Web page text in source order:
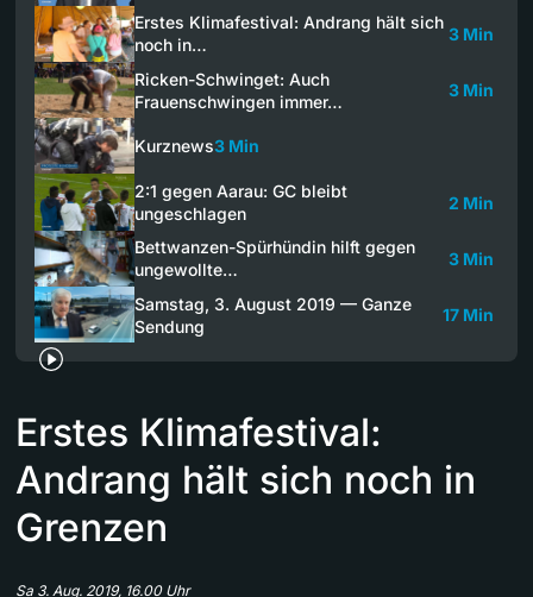
Erstes Klimafestival: Andrang hält sich
noch in…
3 Min
Ricken-Schwinget: Auch
Frauenschwingen immer…
3 Min
Kurznews3 Min
2:1 gegen Aarau: GC bleibt
ungeschlagen
2 Min
Bettwanzen-Spürhündin hilft gegen
ungewollte…
3 Min
Samstag, 3. August 2019 — Ganze
Sendung
17 Min
Erstes Klimafestival:
Andrang hält sich noch in
Grenzen
Sa 3. Aug. 2019, 16.00 Uhr